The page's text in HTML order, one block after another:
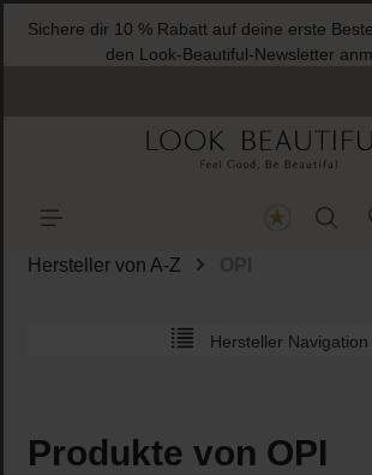
springen
Sichere dir 10 % Rabatt auf deine erste
den Look-Beautiful-Newsletter
Hersteller von A-Z OPI
Hersteller Navigation
Produkte von OPI